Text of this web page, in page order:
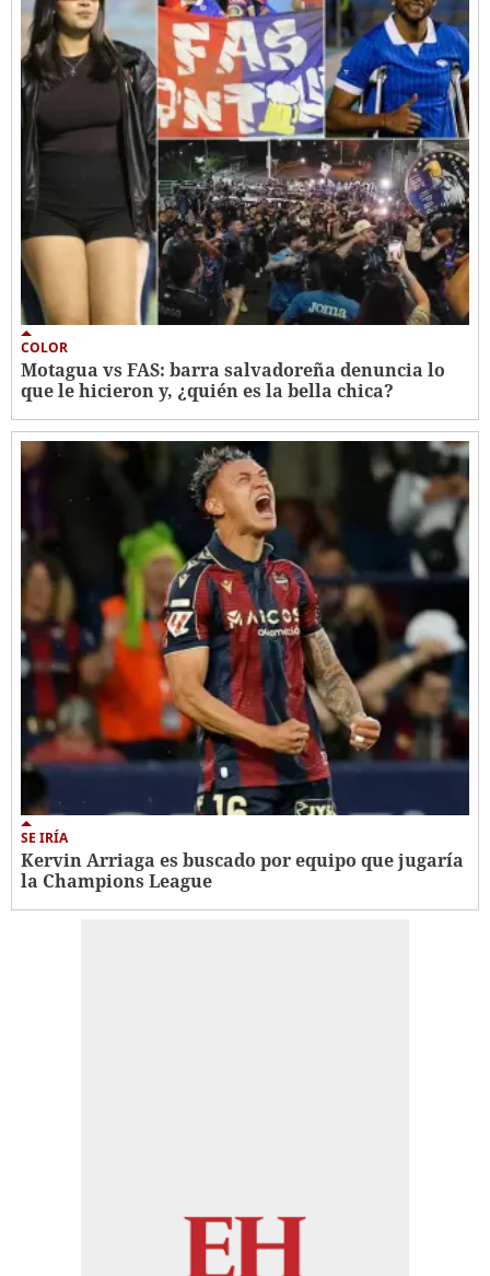
COLOR
Motagua vs FAS: barra salvadoreña denuncia lo
que le hicieron y, ¿quién es la bella chica?
SE IRÍA
Kervin Arriaga es buscado por equipo que jugaría
la Champions League